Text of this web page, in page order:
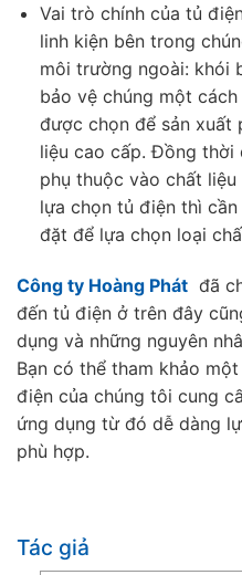
Vai trò chính của tủ
linh kiện bên trong
môi trường ngoài: khói
bảo vệ chúng một
được chọn để sản xuất
liệu cao cấp. Đồng thời
phụ thuộc vào chất
lựa chọn tủ điện thì
đặt để lựa chọn loại
Công ty Hoàng Phát đã
đến tủ điện ở trên đây
dụng và những nguyên
Bạn có thể tham khảo
điện của chúng tôi cung
ứng dụng từ đó dễ dàng
phù hợp.
Tác giả